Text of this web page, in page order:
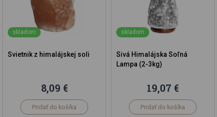
skladom
Svietnik z himalájskej soli
8,09 €
Pridať do košíka
skladom
Sivá Himalájska Soľná
Lampa (2-3kg)
19,07 €
Pridať do košíka